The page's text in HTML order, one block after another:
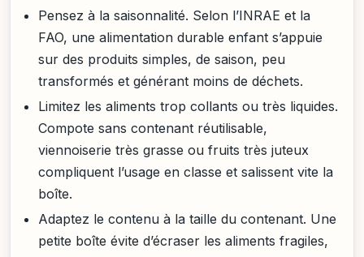
Pensez à la saisonnalité. Selon l’INRAE et la
FAO, une alimentation durable enfant s’appuie
sur des produits simples, de saison, peu
transformés et générant moins de déchets.
Limitez les aliments trop collants ou très liquides.
Compote sans contenant réutilisable,
viennoiserie très grasse ou fruits très juteux
compliquent l’usage en classe et salissent vite la
boîte.
Adaptez le contenu à la taille du contenant. Une
petite boîte évite d’écraser les aliments fragiles,